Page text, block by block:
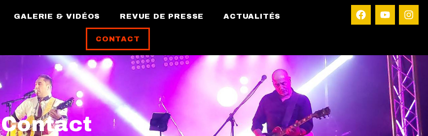
GALERIE & VIDÉOS REVUE DE PRESSE ACTUALITÉS
CONTACT
Contact